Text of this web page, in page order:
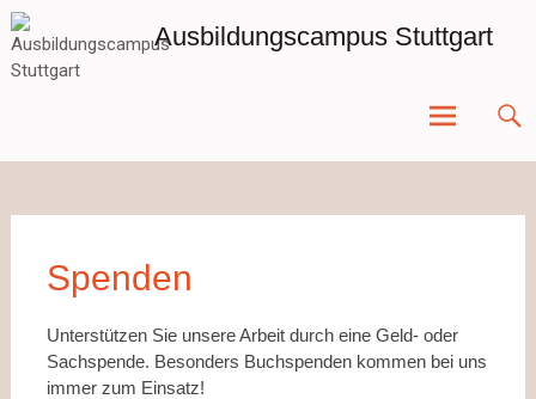
Zum
Inhalt
springen
Ausbildungscampus Stuttgart
Spenden
Unterstützen Sie unsere Arbeit durch eine Geld- oder
Sachspende. Besonders Buchspenden kommen bei uns
immer zum Einsatz!